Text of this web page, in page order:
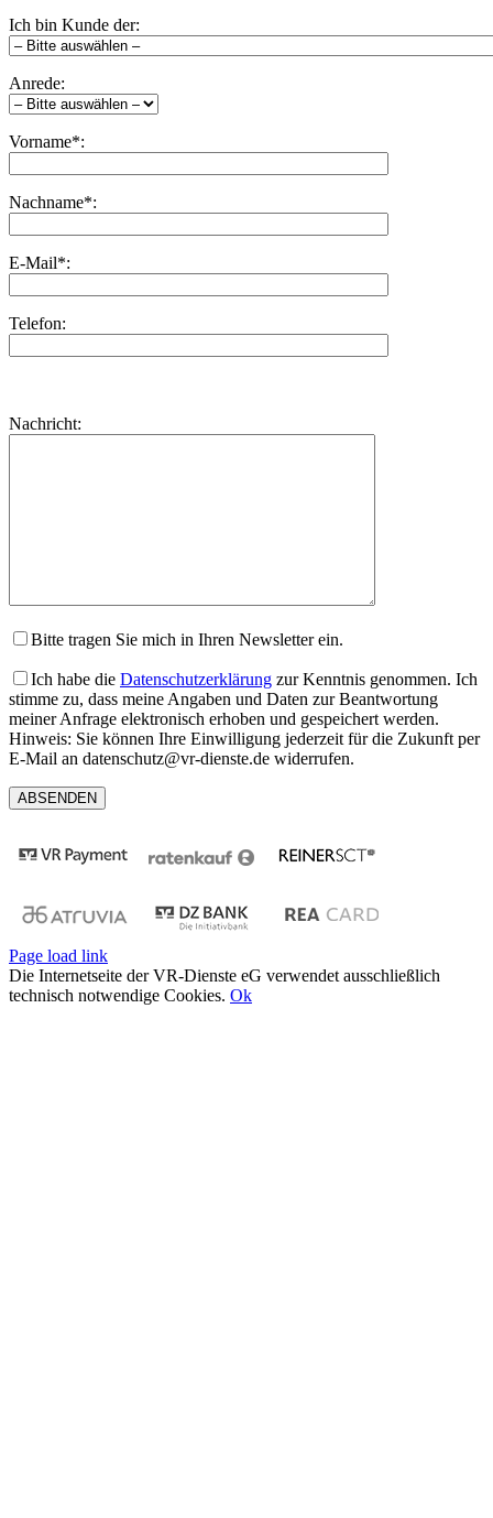
Ich bin Kunde der:
Anrede:
Vorname*:
Nachname*:
E-Mail*:
Telefon:
dieses
lasse
Nachricht:
Bitte tragen Sie mich in Ihren Newsletter ein.
Ich habe die Datenschutzerklärung zur Kenntnis genommen. Ich
stimme zu, dass meine Angaben und Daten zur Beantwortung
meiner Anfrage elektronisch erhoben und gespeichert werden.
Hinweis: Sie können Ihre Einwilligung jederzeit für die Zukunft per
E-Mail an datenschutz@vr-dienste.de widerrufen.
Page load link
Die Internetseite der VR-Dienste eG verwendet ausschließlich
technisch notwendige Cookies. Ok